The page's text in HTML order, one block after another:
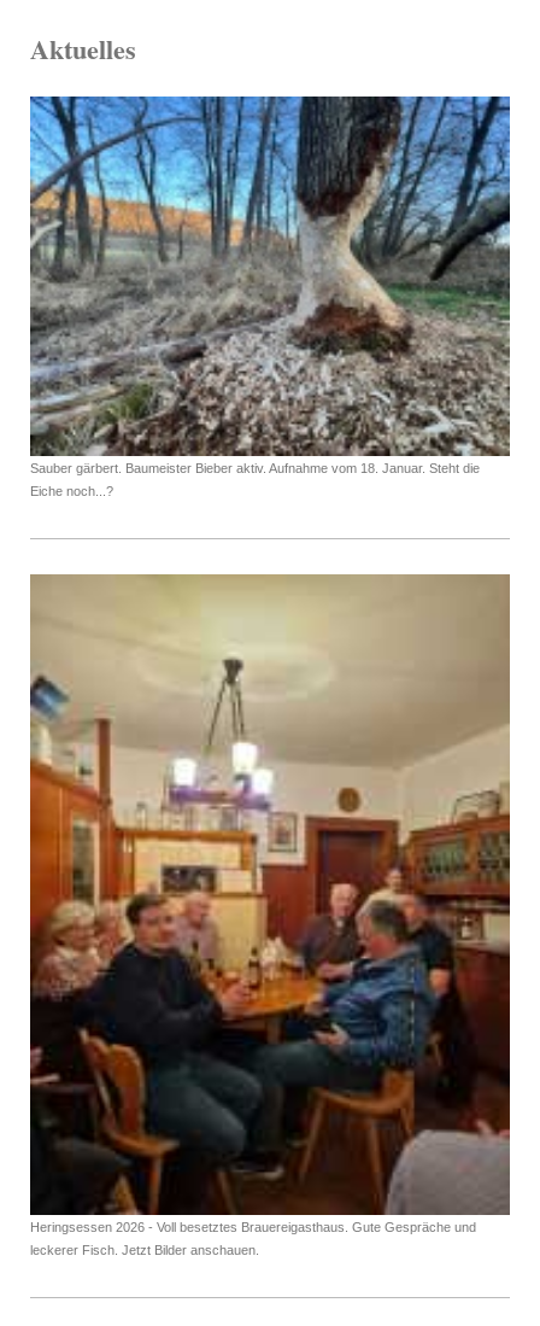
Aktuelles
Sauber gärbert. Baumeister Bieber aktiv. Aufnahme vom 18. Januar. Steht die
Eiche noch...?
Heringsessen 2026 - Voll besetztes Brauereigasthaus. Gute Gespräche und
leckerer Fisch. Jetzt Bilder anschauen.